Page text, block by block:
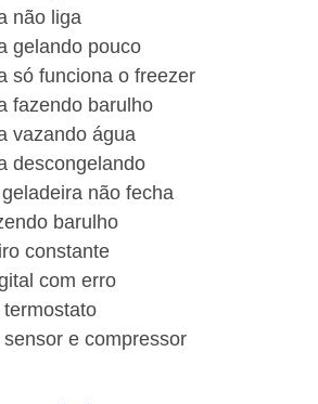
não liga
gelando pouco
só funciona o freezer
fazendo barulho
vazando água
descongelando
não fecha
barulho
constante
com erro
e compressor